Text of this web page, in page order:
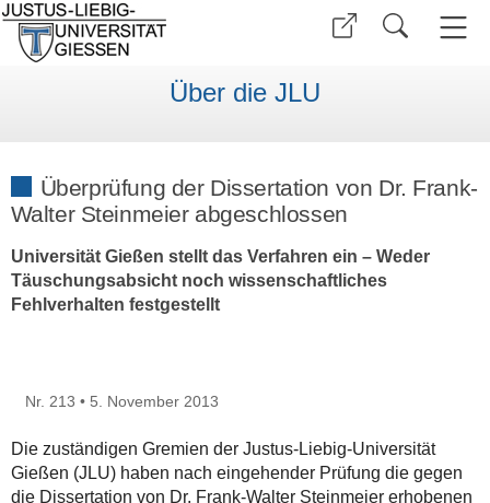
Über die JLU
Überprüfung der Dissertation von Dr. Frank-
Walter Steinmeier abgeschlossen
Universität Gießen stellt das Verfahren ein – Weder
Täuschungsabsicht noch wissenschaftliches
Fehlverhalten festgestellt
Nr. 213 • 5. November 2013
Die zuständigen Gremien der Justus-Liebig-Universität
Gießen (JLU) haben nach eingehender Prüfung die gegen
die Dissertation von Dr. Frank-Walter Steinmeier erhobenen